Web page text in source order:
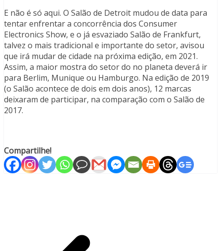
E não é só aqui. O Salão de Detroit mudou de data para
tentar enfrentar a concorrência dos Consumer
Electronics Show, e o já esvaziado Salão de Frankfurt,
talvez o mais tradicional e importante do setor, avisou
que irá mudar de cidade na próxima edição, em 2021.
Assim, a maior mostra do setor do no planeta deverá ir
para Berlim, Munique ou Hamburgo. Na edição de 2019
(o Salão acontece de dois em dois anos), 12 marcas
deixaram de participar, na comparação com o Salão de
2017.
Compartilhe!